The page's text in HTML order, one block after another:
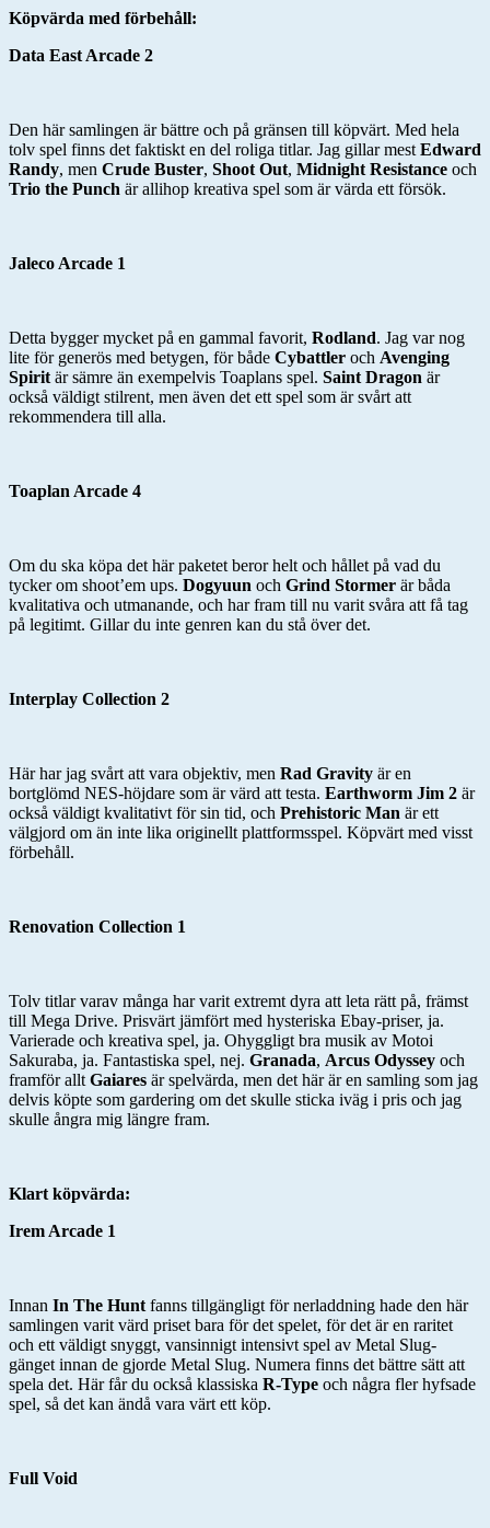
Köpvärda med förbehåll:
Data East Arcade 2
Den här samlingen är bättre och på gränsen till köpvärt. Med hela
tolv spel finns det faktiskt en del roliga titlar. Jag gillar mest Edward
Randy, men Crude Buster, Shoot Out, Midnight Resistance och
Trio the Punch är allihop kreativa spel som är värda ett försök.
Jaleco Arcade 1
Detta bygger mycket på en gammal favorit, Rodland. Jag var nog
lite för generös med betygen, för både Cybattler och Avenging
Spirit är sämre än exempelvis Toaplans spel. Saint Dragon är
också väldigt stilrent, men även det ett spel som är svårt att
rekommendera till alla.
Toaplan Arcade 4
Om du ska köpa det här paketet beror helt och hållet på vad du
tycker om shoot’em ups. Dogyuun och Grind Stormer är båda
kvalitativa och utmanande, och har fram till nu varit svåra att få tag
på legitimt. Gillar du inte genren kan du stå över det.
Interplay Collection 2
Här har jag svårt att vara objektiv, men Rad Gravity är en
bortglömd NES-höjdare som är värd att testa. Earthworm Jim 2 är
också väldigt kvalitativt för sin tid, och Prehistoric Man är ett
välgjord om än inte lika originellt plattformsspel. Köpvärt med visst
förbehåll.
Renovation Collection 1
Tolv titlar varav många har varit extremt dyra att leta rätt på, främst
till Mega Drive. Prisvärt jämfört med hysteriska Ebay-priser, ja.
Varierade och kreativa spel, ja. Ohyggligt bra musik av Motoi
Sakuraba, ja. Fantastiska spel, nej. Granada, Arcus Odyssey och
framför allt Gaiares är spelvärda, men det här är en samling som jag
delvis köpte som gardering om det skulle sticka iväg i pris och jag
skulle ångra mig längre fram.
Klart köpvärda:
Irem Arcade 1
Innan In The Hunt fanns tillgängligt för nerladdning hade den här
samlingen varit värd priset bara för det spelet, för det är en raritet
och ett väldigt snyggt, vansinnigt intensivt spel av Metal Slug-
gänget innan de gjorde Metal Slug. Numera finns det bättre sätt att
spela det. Här får du också klassiska R-Type och några fler hyfsade
spel, så det kan ändå vara värt ett köp.
Full Void